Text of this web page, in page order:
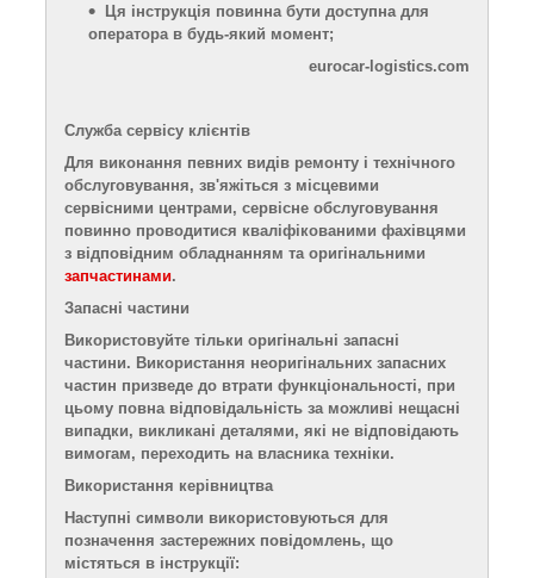
Ця інструкція повинна бути доступна для
оператора в будь-який момент;
eurocar-logistics.com
Служба сервісу клієнтів
Для виконання певних видів ремонту і технічного
обслуговування, зв'яжіться з місцевими
сервісними центрами, сервісне обслуговування
повинно проводитися кваліфікованими фахівцями
з відповідним обладнанням та оригінальними
запчастинами.
Запасні частини
Використовуйте тільки оригінальні запасні
частини. Використання неоригінальних запасних
частин призведе до втрати функціональності, при
цьому повна відповідальність за можливі нещасні
випадки, викликані деталями, які не відповідають
вимогам, переходить на власника техніки.
Використання керівництва
Наступні символи використовуються для
позначення застережних повідомлень, що
містяться в інструкції: